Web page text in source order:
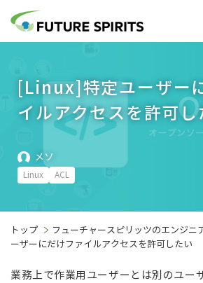
[Linux]特定ユーザー
イルアクセスを許可し
メソ
Linux ACL
トップ フューチャースピリッツのエンジニ
ーザーにだけファイルアクセスを許可したい
業務上で作業用ユーザーとは別のユー